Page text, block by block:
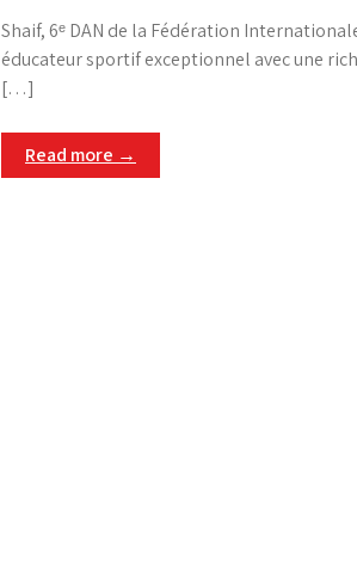
Shaif, 6ᵉ DAN de la Fédération
éducateur sportif exceptionnel avec une
[…]
Read more →